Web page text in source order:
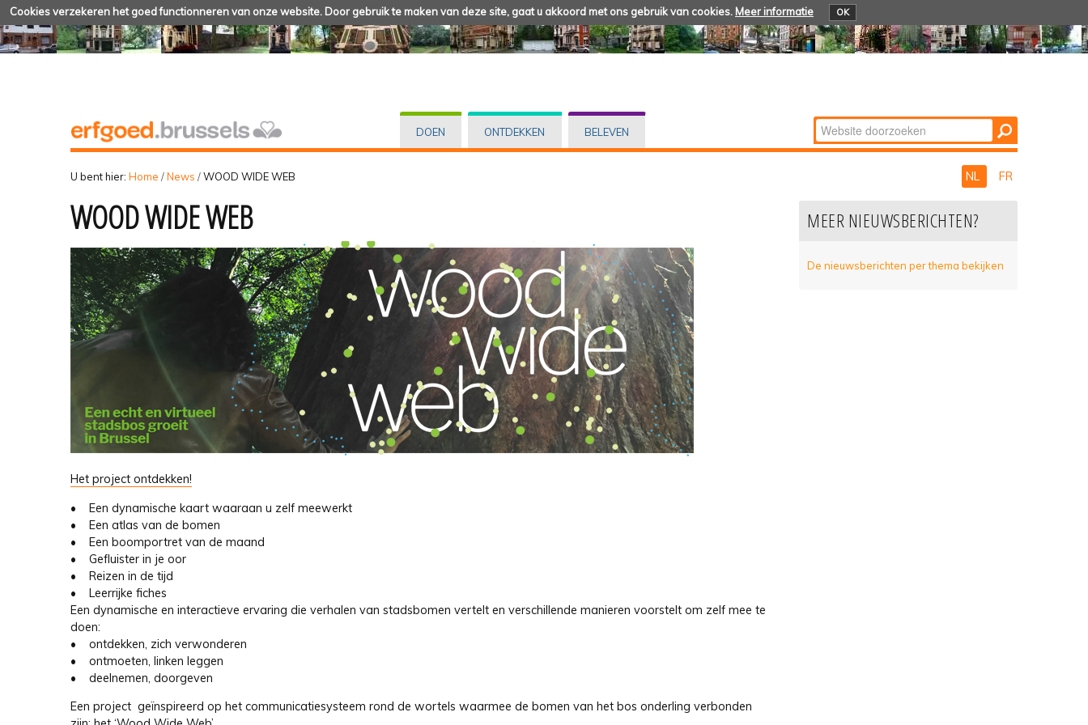
Cookies verzekeren het goed functionneren van onze website. Door gebruik te maken van deze site, gaat u akkoord met ons gebruik van cookies. Meer informatie OK
DOEN ONTDEKKEN BELEVEN Zoek
Geavanceerd
U bent hier: Home /News /WOOD WIDE WEB NL FR
WOOD WIDE WEB
Het project ontdekken!
• Een dynamische kaart waaraan u zelf meewerkt
• Een atlas van de bomen
• Een boomportret van de maand
• Gefluister in je oor
• Reizen in de tijd
• Leerrijke fiches
Een dynamische en interactieve ervaring die verhalen van stadsbomen vertelt en verschillende manieren voorstelt om zelf mee te
doen:
• ontdekken, zich verwonderen
• ontmoeten, linken leggen
• deelnemen, doorgeven
Een project geïnspireerd op het communicatiesysteem rond de wortels waarmee de bomen van het bos onderling verbonden
MEER NIEUWSBERICHTEN?
De nieuwsberichten per thema bekijken